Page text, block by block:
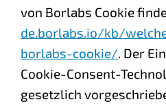
von Borlabs Cookie
de.borlabs.io/kb/
borlabs-cookie/. Der
Cookie-Consent-
gesetzlich